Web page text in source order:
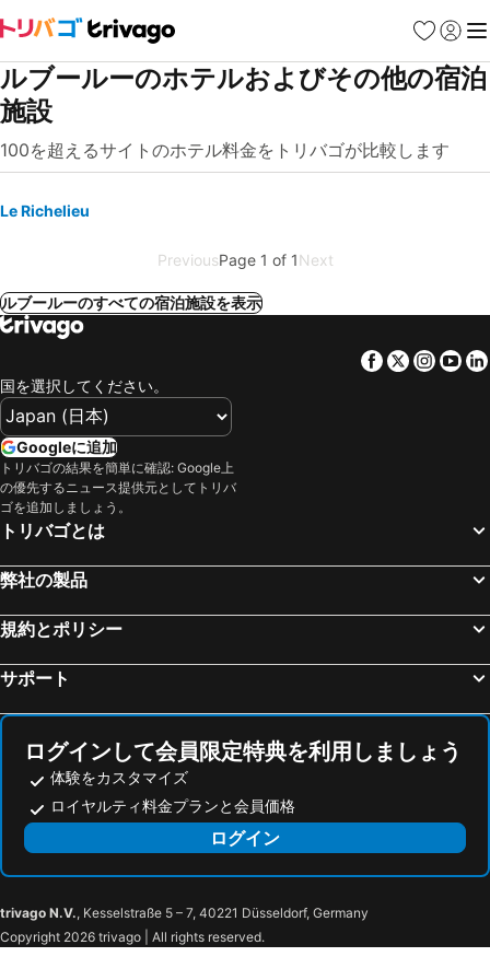
お気に入り
ログイ
メ
ルブールーのホテルおよびその他の宿泊
施設
100を超えるサイトのホテル料金をトリバゴが比較します
Le Richelieu
PreviousPage 1 of 1Next
ルブールーのすべての宿泊施設を表示
Facebook
Twitter
国を選択してください。
Googleに追加
トリバゴの結果を簡単に確認: Google上
の優先するニュース提供元としてトリバ
ゴを追加しましょう。
トリバゴとは
弊社の製品
規約とポリシー
サポート
ログインして会員限定特典を利用しましょう
体験をカスタマイズ
ロイヤルティ料金プランと会員価格
ログイン
trivago N.V., Kesselstraße 5 – 7, 40221 Düsseldorf, Germany
Copyright 2026 trivago | All rights reserved.